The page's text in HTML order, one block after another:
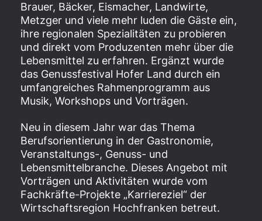
Brauer, Bäcker, Eismacher, Landwirte,
Metzger und viele mehr luden die Gäste ein,
ihre regionalen Spezialitäten zu probieren
und direkt vom Produzenten mehr über die
Lebensmittel zu erfahren. Ergänzt wurde
das Genussfestival Hofer Land durch ein
umfangreiches Rahmenprogramm aus
Musik, Workshops und Vorträgen.
Neu in diesem Jahr war das Thema
Berufsorientierung in der Gastronomie,
Veranstaltungs-, Genuss- und
Lebensmittelbranche. Dieses Angebot mit
Vorträgen und Aktivitäten wurde vom
Fachkräfte-Projekte „Karriereziel“ der
Wirtschaftsregion Hochfranken betreut.